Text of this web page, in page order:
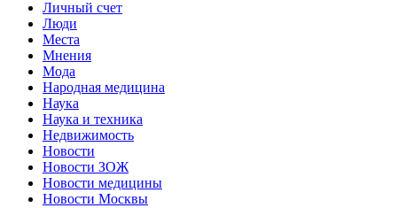
Личный счет
Люди
Места
Мнения
Мода
Народная медицина
Наука
Наука и техника
Недвижимость
Новости
Новости ЗОЖ
Новости медицины
Новости Москвы